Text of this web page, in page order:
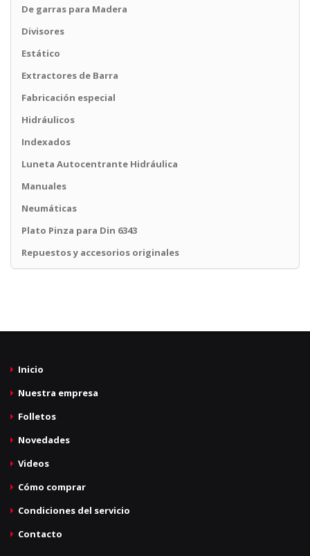
De garras para Madera
Divisores
Estático
Extractores de Barra
Fabricación especial
Hidráulicos
Indexados
Luneta Autocentrante Hidráulica
Manuales
Neumáticas
Plato Pinza para Din 6343
Repuestos y accesorios originales
Inicio
Nuestra empresa
Folletos
Novedades
Videos
Cómo comprar
Condiciones del servicio
Contacto